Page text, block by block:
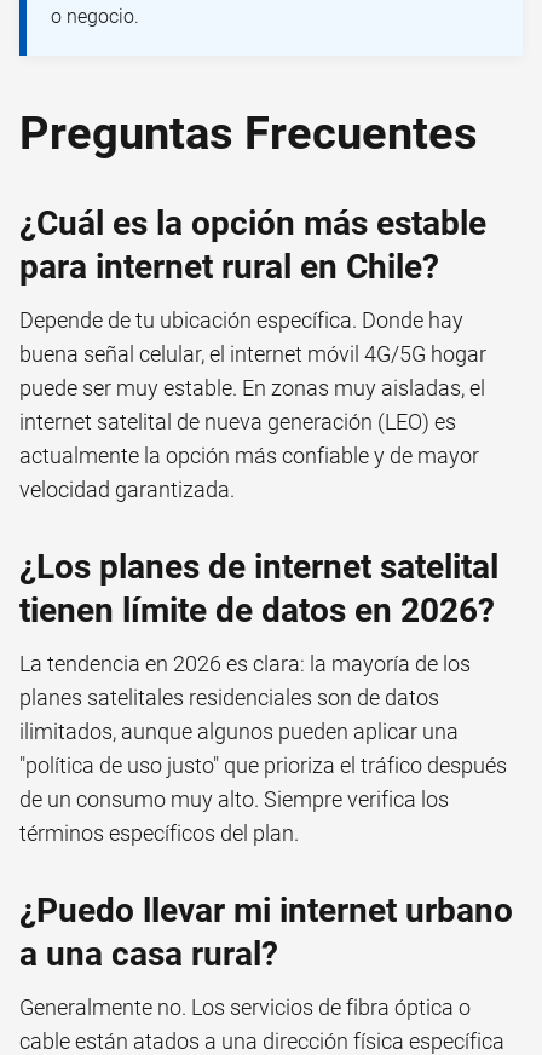
o negocio.
Preguntas Frecuentes
¿Cuál es la opción más estable
para internet rural en Chile?
Depende de tu ubicación específica. Donde hay
buena señal celular, el internet móvil 4G/5G hogar
puede ser muy estable. En zonas muy aisladas, el
internet satelital de nueva generación (LEO) es
actualmente la opción más confiable y de mayor
velocidad garantizada.
¿Los planes de internet satelital
tienen límite de datos en 2026?
La tendencia en 2026 es clara: la mayoría de los
planes satelitales residenciales son de datos
ilimitados, aunque algunos pueden aplicar una
"política de uso justo" que prioriza el tráfico después
de un consumo muy alto. Siempre verifica los
términos específicos del plan.
¿Puedo llevar mi internet urbano
a una casa rural?
Generalmente no. Los servicios de fibra óptica o
cable están atados a una dirección física específica